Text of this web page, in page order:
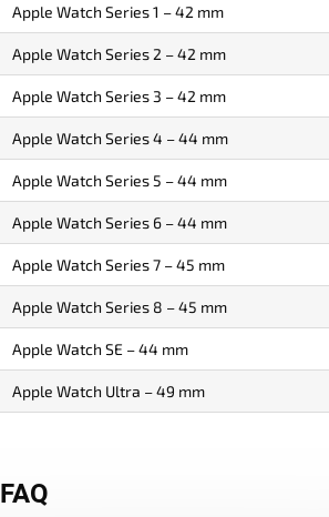
Apple Watch Series 1 – 42 mm
Apple Watch Series 2 – 42 mm
Apple Watch Series 3 – 42 mm
Apple Watch Series 4 – 44 mm
Apple Watch Series 5 – 44 mm
Apple Watch Series 6 – 44 mm
Apple Watch Series 7 – 45 mm
Apple Watch Series 8 – 45 mm
Apple Watch SE – 44 mm
Apple Watch Ultra – 49 mm
FAQ